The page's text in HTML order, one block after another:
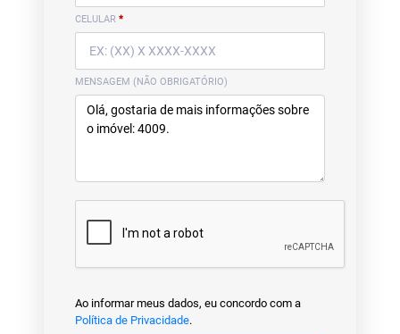
CELULAR *
MENSAGEM (NÃO OBRIGATÓRIO)
Ao informar meus dados, eu concordo com a
Política de Privacidade.